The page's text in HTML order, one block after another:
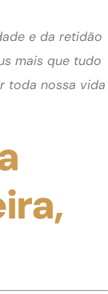
e da retidão
mais que tudo
toda nossa vida